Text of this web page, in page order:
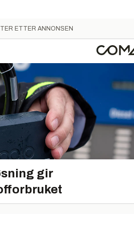
ETTER ANNONSEN
gir